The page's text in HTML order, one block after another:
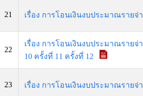
21 เรื่อง การโอนเงินงบประมาณราย
22
เรื่อง การโอนเงินงบประมาณราย
10 ครั้งที่ 11 ครั้งที่ 12
23 เรื่อง การโอนเงินงบประมาณราย